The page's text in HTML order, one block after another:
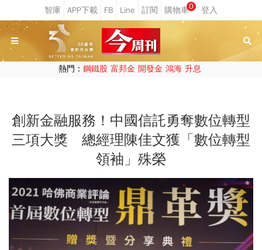
0
熱門： 鋼鐵股 富邦金 開發金 鴻海 升息
創新金融服務！中國信託勇奪數位轉型
三項大獎 總經理陳佳文獲「數位轉型
領袖」殊榮